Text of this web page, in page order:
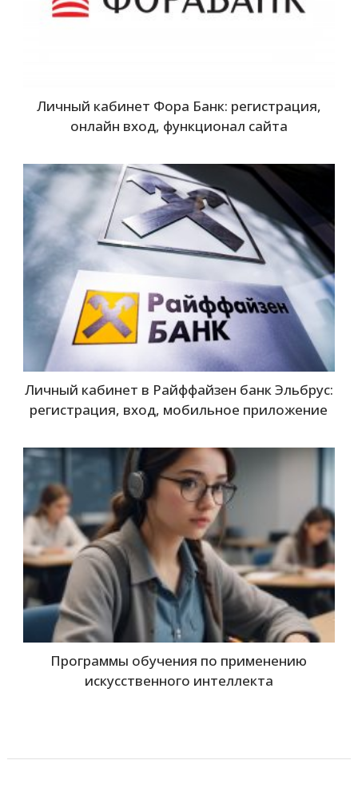
Личный кабинет Фора Банк: регистрация,
онлайн вход, функционал сайта
Личный кабинет в Райффайзен банк Эльбрус:
регистрация, вход, мобильное приложение
Программы обучения по применению
искусственного интеллекта